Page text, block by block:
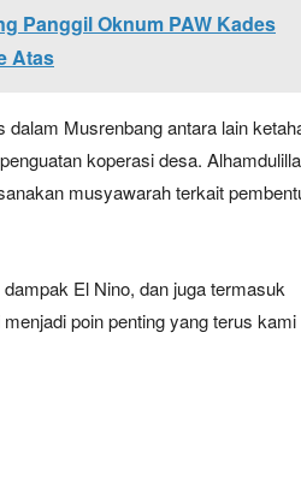
Panggil Oknum PAW Kades
Atas
Musrenbang antara lain
koperasi desa.
musyawarah terkait
El Nino, dan juga termasuk
poin penting yang terus kami